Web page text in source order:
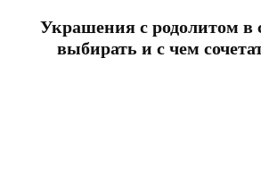
Украшения с родолитом в
выбирать и с чем